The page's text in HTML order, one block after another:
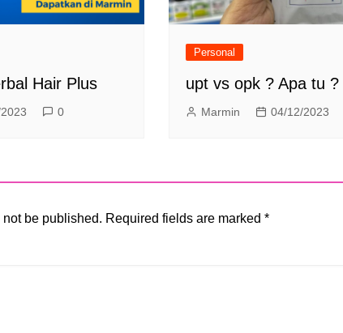
Hair Plus
0
Personal
upt vs opk ? Apa tu ?
Marmin 04/12/2023
be published. Required fields are marked *